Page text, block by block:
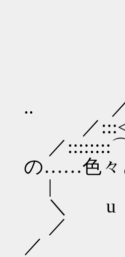
.. ／＼
／
／
の……色々
| ｀
＼
／
／